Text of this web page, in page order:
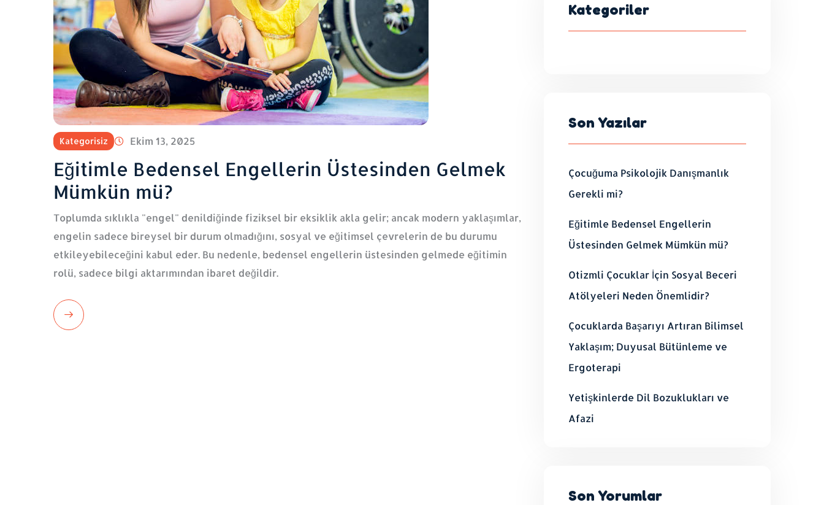
Kategorisiz Ekim 13, 2025
Eğitimle Bedensel Engellerin Üstesinden Gelmek
Mümkün mü?
Toplumda sıklıkla "engel" denildiğinde fiziksel bir eksiklik akla gelir; ancak modern yaklaşımlar,
engelin sadece bireysel bir durum olmadığını, sosyal ve eğitimsel çevrelerin de bu durumu
etkileyebileceğini kabul eder. Bu nedenle, bedensel engellerin üstesinden gelmede eğitimin
rolü, sadece bilgi aktarımından ibaret değildir.
Read
Kategoriler
Son Yazılar
Çocuğuma Psikolojik Danışmanlık
Gerekli mi?
Eğitimle Bedensel Engellerin
Üstesinden Gelmek Mümkün mü?
Otizmli Çocuklar İçin Sosyal Beceri
Atölyeleri Neden Önemlidir?
Çocuklarda Başarıyı Artıran Bilimsel
Yaklaşım; Duyusal Bütünleme ve
Ergoterapi
Yetişkinlerde Dil Bozuklukları ve
Afazi
Son Yorumlar